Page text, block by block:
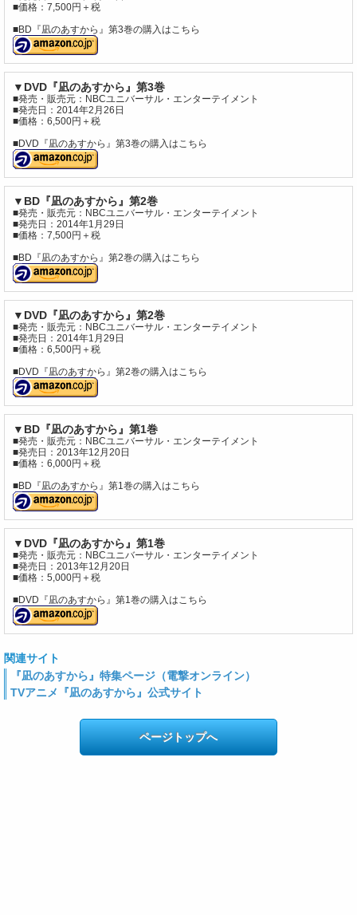
■価格：7,500円＋税
■BD『凪のあすから』第3巻の購入はこちら
▼DVD『凪のあすから』第3巻
■発売・販売元：NBCユニバーサル・エンターテイメント
■発売日：2014年2月26日
■価格：6,500円＋税
■DVD『凪のあすから』第3巻の購入はこちら
▼BD『凪のあすから』第2巻
■発売・販売元：NBCユニバーサル・エンターテイメント
■発売日：2014年1月29日
■価格：7,500円＋税
■BD『凪のあすから』第2巻の購入はこちら
▼DVD『凪のあすから』第2巻
■発売・販売元：NBCユニバーサル・エンターテイメント
■発売日：2014年1月29日
■価格：6,500円＋税
■DVD『凪のあすから』第2巻の購入はこちら
▼BD『凪のあすから』第1巻
■発売・販売元：NBCユニバーサル・エンターテイメント
■発売日：2013年12月20日
■価格：6,000円＋税
■BD『凪のあすから』第1巻の購入はこちら
▼DVD『凪のあすから』第1巻
■発売・販売元：NBCユニバーサル・エンターテイメント
■発売日：2013年12月20日
■価格：5,000円＋税
■DVD『凪のあすから』第1巻の購入はこちら
関連サイト
『凪のあすから』特集ページ（電撃オンライン）
TVアニメ『凪のあすから』公式サイト
ページトップへ